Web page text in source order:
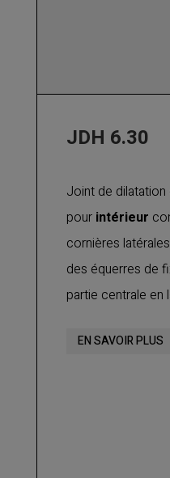
JDH 6.30
Joint de
pour intérieur
cornières
des équerres de
partie centrale
contraction.
de finition :
EN SAVOIR PLUS